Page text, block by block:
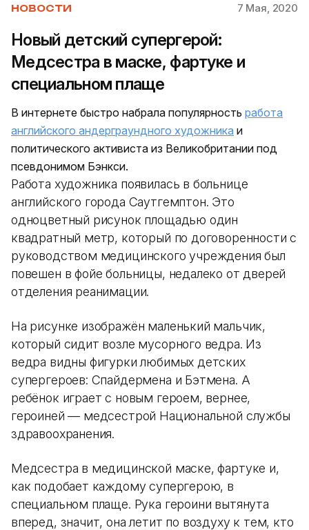
НОВОСТИ 7 Мая, 2020
Новый детский супергерой:
Медсестра в маске, фартуке и
специальном плаще
В интернете быстро набрала популярность работа
английского андерграундного художника и
политического активиста из Великобритании под
псевдонимом Бэнкси.
Работа художника появилась в больнице
английского города Саутгемптон. Это
одноцветный рисунок площадью один
квадратный метр, который по договоренности с
руководством медицинского учреждения был
повешен в фойе больницы, недалеко от дверей
отделения реанимации.
На рисунке изображён маленький мальчик,
который сидит возле мусорного ведра. Из
ведра видны фигурки любимых детских
супергероев: Спайдермена и Бэтмена. А
ребёнок играет с новым героем, вернее,
героиней — медсестрой Национальной службы
здравоохранения.
Медсестра в медицинской маске, фартуке и,
как подобает каждому супергерою, в
специальном плаще. Рука героини вытянута
вперед, значит, она летит по воздуху к тем, кто